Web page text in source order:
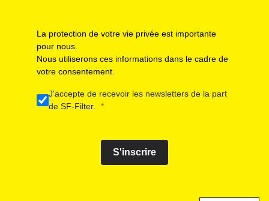
La protection de votre vie privée est importante
pour nous.
Nous utiliserons ces informations dans le cadre de
votre consentement.
J'accepte de recevoir les newsletters de la part
de SF-Filter.
S'inscrire